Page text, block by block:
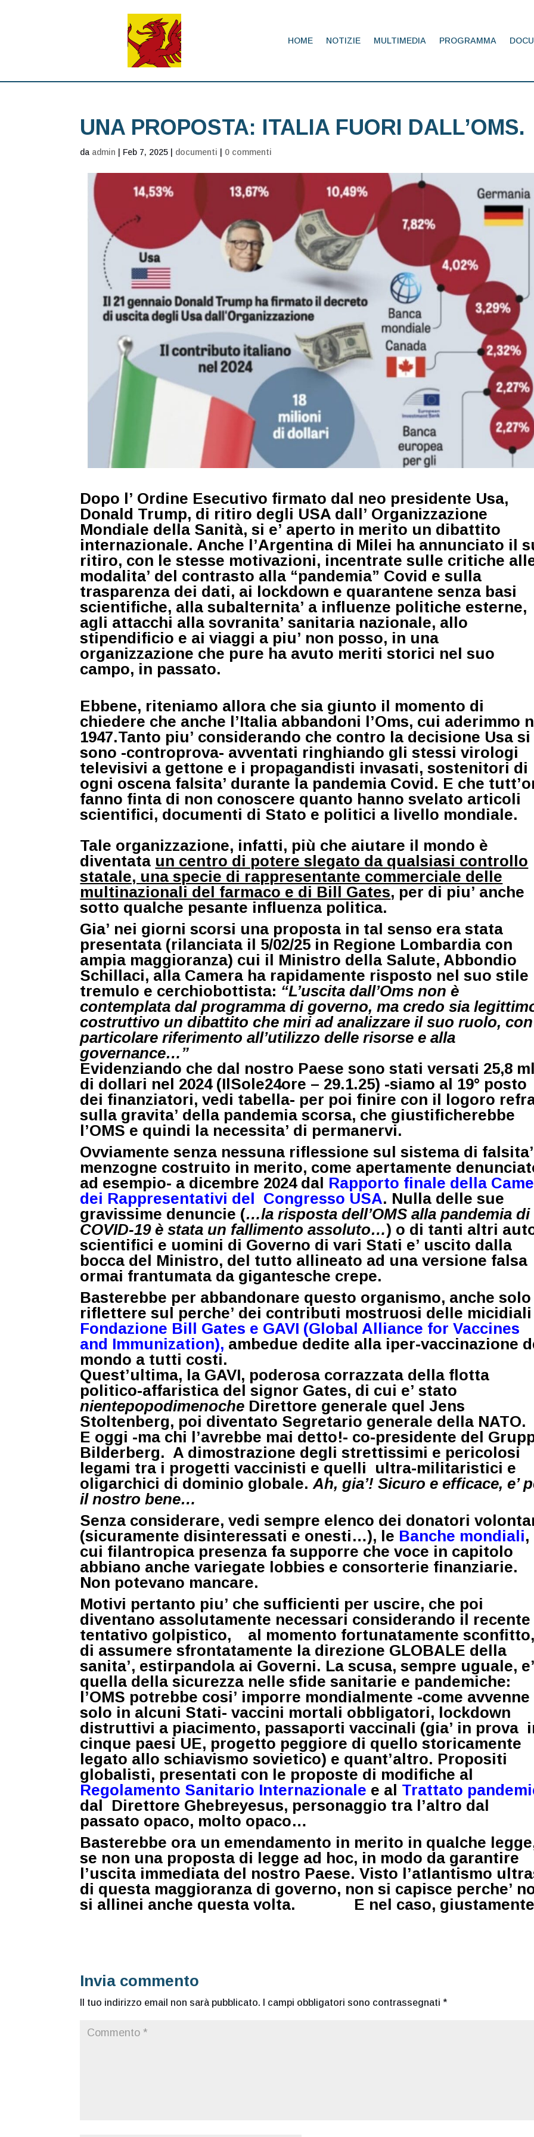
HOME NOTIZIE MULTIMEDIA PROGRAMMA
UNA PROPOSTA: ITALIA FUORI DALL’OMS.
da admin Feb 7, 2025 documenti 0 commenti
Dopo l’ Ordine Esecutivo firmato dal neo presidente Usa,
Donald Trump, di ritiro degli USA dall’ Organizzazione
Mondiale della Sanità, si e’ aperto in merito un dibattito
internazionale. Anche l’Argentina di Milei ha annunciato il
ritiro, con le stesse motivazioni, incentrate sulle critiche
modalita’ del contrasto alla “pandemia” Covid e sulla
trasparenza dei dati, ai lockdown e quarantene senza basi
scientifiche, alla subalternita’ a influenze politiche esterne,
agli attacchi alla sovranita’ sanitaria nazionale, allo
stipendificio e ai viaggi a piu’ non posso, in una
organizzazione che pure ha avuto meriti storici nel suo
campo, in passato.
Ebbene, riteniamo allora che sia giunto il momento di
chiedere che anche l’Italia abbandoni l’Oms, cui aderimmo
1947.Tanto piu’ considerando che contro la decisione Usa si
sono -controprova- avventati ringhiando gli stessi virologi
televisivi a gettone e i propagandisti invasati, sostenitori di
ogni oscena falsita’ durante la pandemia Covid. E che
fanno finta di non conoscere quanto hanno svelato articoli
scientifici, documenti di Stato e politici a livello mondiale.
Tale organizzazione, infatti, più che aiutare il mondo è
diventata un centro di potere slegato da qualsiasi controllo
statale, una specie di rappresentante commerciale delle
multinazionali del farmaco e di Bill Gates, per di piu’ anche
sotto qualche pesante influenza politica.
Gia’ nei giorni scorsi una proposta in tal senso era stata
presentata (rilanciata il 5/02/25 in Regione Lombardia con
ampia maggioranza) cui il Ministro della Salute, Abbondio
Schillaci, alla Camera ha rapidamente risposto nel suo stile
tremulo e cerchiobottista: “L’uscita dall’Oms non è
contemplata dal programma di governo, ma credo sia
costruttivo un dibattito che miri ad analizzare il suo ruolo, con
particolare riferimento all’utilizzo delle risorse e alla
governance…”
Evidenziando che dal nostro Paese sono stati versati 25,8
di dollari nel 2024 (IlSole24ore – 29.1.25) -siamo al 19° posto
dei finanziatori, vedi tabella- per poi finire con il logoro
sulla gravita’ della pandemia scorsa, che giustificherebbe
l’OMS e quindi la necessita’ di permanervi.
Ovviamente senza nessuna riflessione sul sistema di
menzogne costruito in merito, come apertamente
ad esempio- a dicembre 2024 dal Rapporto finale della
dei Rappresentativi del Congresso USA. Nulla delle sue
gravissime denuncie (…la risposta dell’OMS alla pandemia di
COVID-19 è stata un fallimento assoluto…) o di tanti altri
scientifici e uomini di Governo di vari Stati e’ uscito dalla
bocca del Ministro, del tutto allineato ad unaversione falsa
ormai frantumata da gigantesche crepe.
Basterebbe per abbandonare questo organismo, anche solo
riflettere sul perche’ dei contributi mostruosi delle micidiali
Fondazione Bill Gates e GAVI (Global Alliance for Vaccines
and Immunization), ambedue dedite alla iper-vaccinazione
mondo a tutti costi.
Quest’ultima, la GAVI, poderosa corrazzata della flotta
politico-affaristica del signor Gates, di cui e’ stato
nientepopodimenoche Direttore generale quelJens
Stoltenberg, poi diventato Segretario generale della
E oggi -ma chi l’avrebbe mai detto!- co-presidente del
Bilderberg. A dimostrazione degli strettissimi e pericolosi
legami tra i progetti vaccinisti e quelli ultra-militaristici e
oligarchici di dominio globale.Ah, gia’! Sicuro e efficace, e’
il nostro bene…
Senza considerare, vedi sempre elenco dei donatori
(sicuramente disinteressati e onesti…), le Banche mondiali,
cui filantropica presenza fa supporre che voce in capitolo
abbiano anche variegate lobbies e consorterie finanziarie.
Non potevano mancare.
Motivi pertanto piu’ che sufficienti per uscire, che poi
diventano assolutamente necessari considerando il recente
tentativo golpistico, al momento fortunatamente sconfitto,
di assumere sfrontatamente la direzione GLOBALE della
sanita’, estirpandola ai Governi. La scusa, sempre uguale, e’
quella della sicurezza nelle sfide sanitarie e pandemiche:
l’OMS potrebbe cosi’ imporre mondialmente -come avvenne
solo in alcuni Stati- vaccini mortali obbligatori, lockdown
distruttivi a piacimento, passaporti vaccinali (gia’ in prova
cinque paesi UE, progetto peggiore di quello storicamente
legato allo schiavismo sovietico) e quant’altro. Propositi
globalisti, presentati con le proposte di modifiche al
Regolamento Sanitario Internazionale e al Trattato
dal Direttore Ghebreyesus, personaggio tra l’altro dal
passato opaco, molto opaco…
Basterebbe ora un emendamento in merito in qualche
se non una proposta di legge ad hoc, in modo da garantire
l’uscita immediata del nostro Paese.Visto l’atlantismo
di questa maggioranza di governo, non si capisce perche’
si allinei anche questa volta. E nel caso,
Invia commento
Il tuo indirizzo email non sarà pubblicato. I campi obbligatori sono contrassegnati*